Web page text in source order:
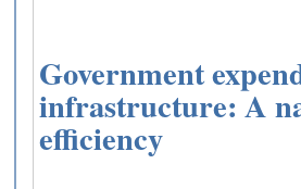
Government
infrastructure: A
efficiency